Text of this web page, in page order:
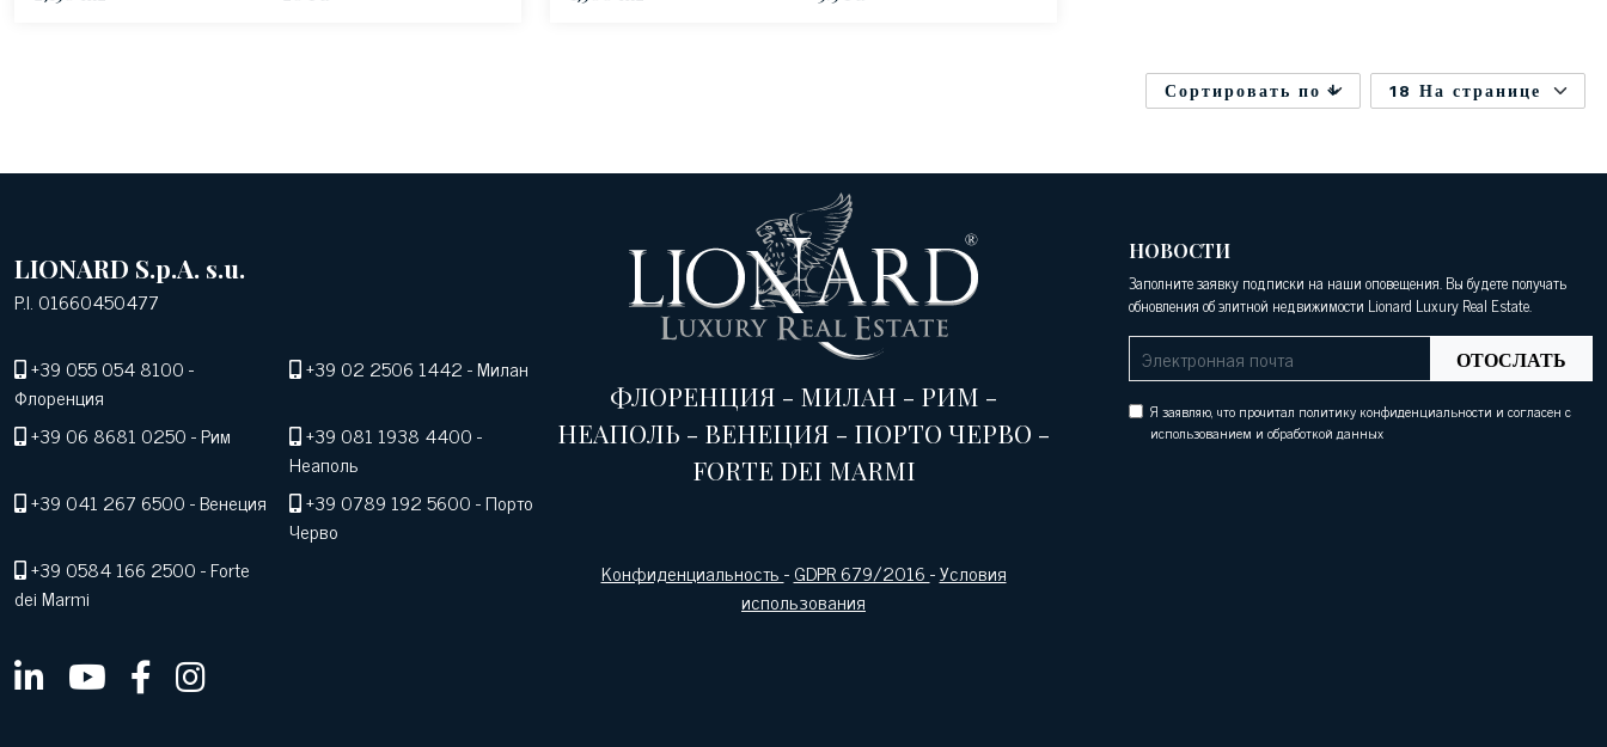
Сортировать по 18 На странице
LIONARD S.p.A. s.u.
P.I. 01660450477
+39 055 054 8100-
Флоренция
+39 02 2506 1442- Милан
+39 06 8681 0250- Рим +39 081 1938 4400-
Неаполь
+39 041 267 6500- Венеция +39 0789 192 5600- Порто
Черво
+39 0584 166 2500- Forte
dei Marmi
ФЛОРЕНЦИЯ - МИЛАН - РИМ -
НЕАПОЛЬ - ВЕНЕЦИЯ - ПОРТО ЧЕРВО -
FORTE DEI MARMI
Конфиденциальность-GDPR 679/2016-Условия
использования
НОВОСТИ
Заполните заявку подписки на наши оповещения. Вы будете получать
обновления об элитной недвижимости Lionard Luxury Real Estate.
ОТОСЛАТЬ
Я заявляю, что прочитал политику конфиденциальности и согласен с
использованием и обработкой данных